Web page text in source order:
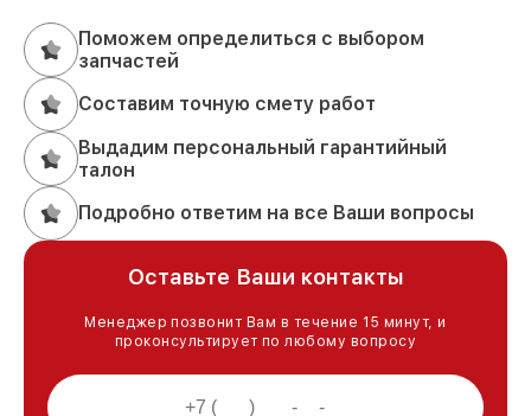
Поможем определиться с выбором
запчастей
Составим точную смету работ
Выдадим персональный гарантийный
талон
Подробно ответим на все Ваши вопросы
Оставьте Ваши контакты
Менеджер позвонит Вам в течение 15 минут, и
проконсультирует по любому вопросу